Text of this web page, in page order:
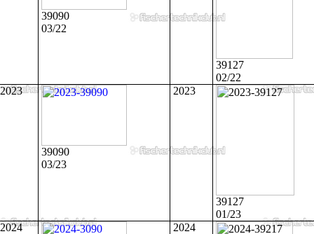
39090
03/22
39127
02/22
2023
39090
03/23
2023
39127
01/23
2024
2024